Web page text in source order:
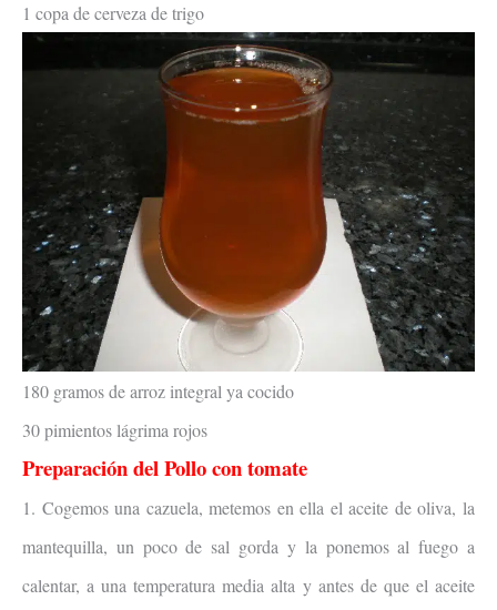
1 copa de cerveza de trigo
180 gramos de arroz integral ya cocido
30 pimientos lágrima rojos
Preparación delPollo con tomate
1. Cogemos una cazuela, metemos en ella el aceite de oliva, la
mantequilla, un poco de sal gorda y la ponemos al fuego a
calentar, a una temperatura media alta y antes de que el aceite